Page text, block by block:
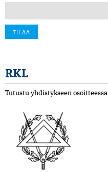
RKL
Tutustu yhdistykseen osoitteessa